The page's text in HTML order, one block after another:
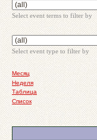
Select event terms to filter by
Select event type to filter by
Месяц
Неделя
Таблица
Список